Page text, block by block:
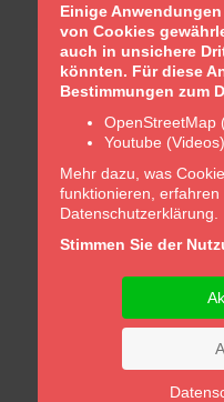
Einige
von Cookies
auch in unsichere
könnten. Für diese
Bestimmungen zum
OpenStreetMap
Youtube (Videos)
Mehr dazu, was
funktionieren, erfahren
Datenschutzerklärung.
Stimmen Sie der